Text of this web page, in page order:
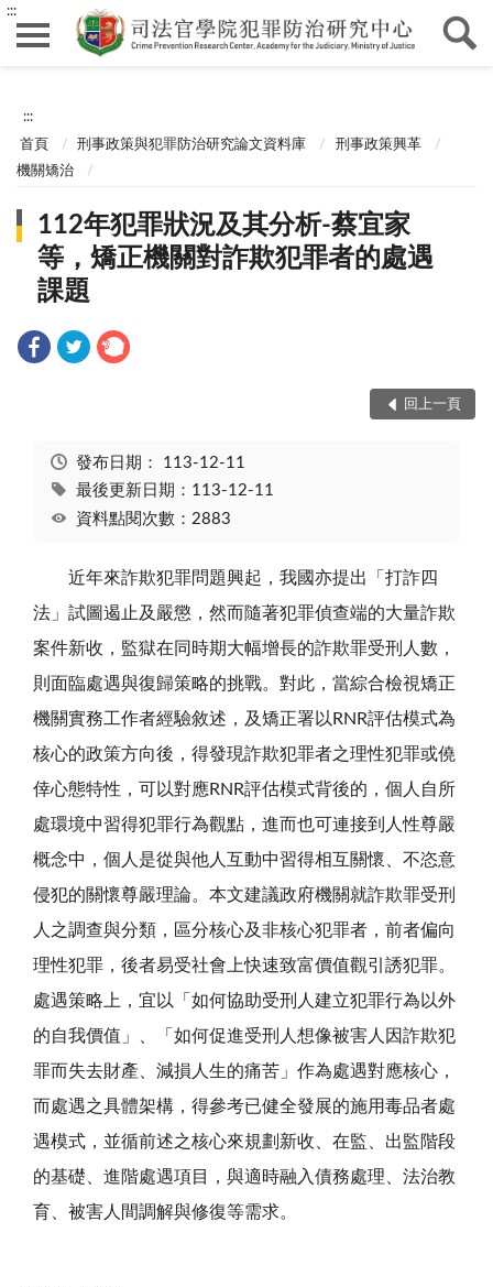
:::
:::
首頁 刑事政策與犯罪防治研究論文資料庫
刑事政策興革
機關矯治
112年犯罪狀況及其分析-蔡宜家
等，矯正機關對詐欺犯罪者的處遇
課題
回上一頁
發布日期： 113-12-11
最後更新日期：113-12-11
資料點閱次數：2883
近年來詐欺犯罪問題興起，我國亦提出「打詐四
法」試圖遏止及嚴懲，然而隨著犯罪偵查端的大量詐欺
案件新收，監獄在同時期大幅增長的詐欺罪受刑人數，
則面臨處遇與復歸策略的挑戰。對此，當綜合檢視矯正
機關實務工作者經驗敘述，及矯正署以RNR評估模式為
核心的政策方向後，得發現詐欺犯罪者之理性犯罪或僥
倖心態特性，可以對應RNR評估模式背後的，個人自所
處環境中習得犯罪行為觀點，進而也可連接到人性尊嚴
概念中，個人是從與他人互動中習得相互關懷、不恣意
侵犯的關懷尊嚴理論。本文建議政府機關就詐欺罪受刑
人之調查與分類，區分核心及非核心犯罪者，前者偏向
理性犯罪，後者易受社會上快速致富價值觀引誘犯罪。
處遇策略上，宜以「如何協助受刑人建立犯罪行為以外
的自我價值」、「如何促進受刑人想像被害人因詐欺犯
罪而失去財產、減損人生的痛苦」作為處遇對應核心，
而處遇之具體架構，得參考已健全發展的施用毒品者處
遇模式，並循前述之核心來規劃新收、在監、出監階段
的基礎、進階處遇項目，與適時融入債務處理、法治教
育、被害人間調解與修復等需求。